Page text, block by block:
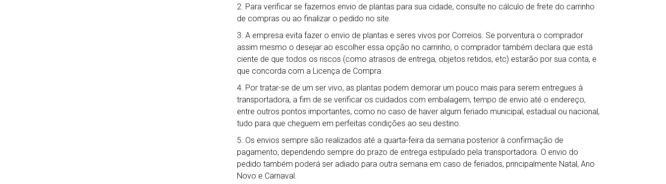
2. Para verificar se fazemos envio de plantas para sua cidade, consulte no cálculo de frete do carrinho
de compras ou ao finalizar o pedido no site.
3. A empresa evita fazer o envio de plantas e seres vivos por Correios. Se porventura o comprador
assim mesmo o desejar ao escolher essa opção no carrinho, o comprador também declara que está
ciente de que todos os riscos (como atrasos de entrega, objetos retidos, etc) estarão por sua conta, e
que concorda com a Licença de Compra.
4. Por tratar-se de um ser vivo, as plantas podem demorar um pouco mais para serem entregues à
transportadora, a fim de se verificar os cuidados com embalagem, tempo de envio até o endereço,
entre outros pontos importantes, como no caso de haver algum feriado municipal, estadual ou nacional,
tudo para que cheguem em perfeitas condições ao seu destino.
5. Os envios sempre são realizados até a quarta-feira da semana posterior à confirmação de
pagamento, dependendo sempre do prazo de entrega estipulado pela transportadora. O envio do
pedido também poderá ser adiado para outra semana em caso de feriados, principalmente Natal, Ano
Novo e Carnaval.